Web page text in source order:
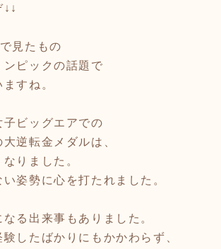
見たもの
ンピックの話題で
すね。
子ビッグエアでの
逆転金メダルは、
りました。
姿勢に心を打たれました。
る出来事もありました。
したばかりにもかかわらず、